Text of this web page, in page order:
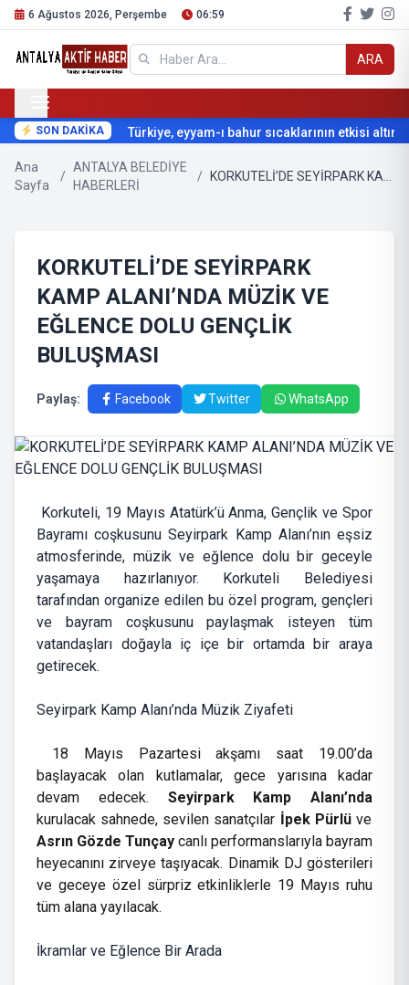
6 Ağustos 2026, Perşembe 06:59
ARA
SON DAKİKA Türkiye, eyyam-ı bahur sıcaklarının etkisi altına
Ana
Sayfa
/
ANTALYA BELEDİYE
HABERLERİ
/
KORKUTELİ’DE SEYİRPARK
KAMP ALANI’NDA MÜZİK VE
EĞLENCE DOLU GENÇLİK
BULUŞMASI
Paylaş: Facebook Twitter WhatsApp
Korkuteli, 19 Mayıs Atatürk’ü Anma, Gençlik ve Spor
Bayramı coşkusunu Seyirpark Kamp Alanı’nın eşsiz
atmosferinde, müzik ve eğlence dolu bir geceyle
yaşamaya hazırlanıyor. Korkuteli Belediyesi
tarafından organize edilen bu özel program, gençleri
ve bayram coşkusunu paylaşmak isteyen tüm
vatandaşları doğayla iç içe bir ortamda bir araya
getirecek.
Seyirpark Kamp Alanı’nda Müzik Ziyafeti
18 Mayıs Pazartesi akşamı saat 19.00’da
başlayacak olan kutlamalar, gece yarısına kadar
devam edecek. Seyirpark Kamp Alanı’nda
kurulacak sahnede, sevilen sanatçılar İpek Pürlüve
Asrın Gözde Tunçay canlı performanslarıyla bayram
heyecanını zirveye taşıyacak. Dinamik DJ gösterileri
ve geceye özel sürpriz etkinliklerle 19 Mayıs ruhu
tüm alana yayılacak.
İkramlar ve Eğlence Bir Arada